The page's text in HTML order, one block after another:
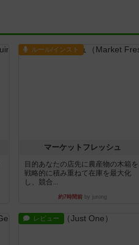
ルール/インスト
マーケットフレッシュ
目的あなたの店先に農産物の木箱を
戦略的に積み重ねて在庫を最大化
し、競合...
約7時間前 by jurong
レビュー